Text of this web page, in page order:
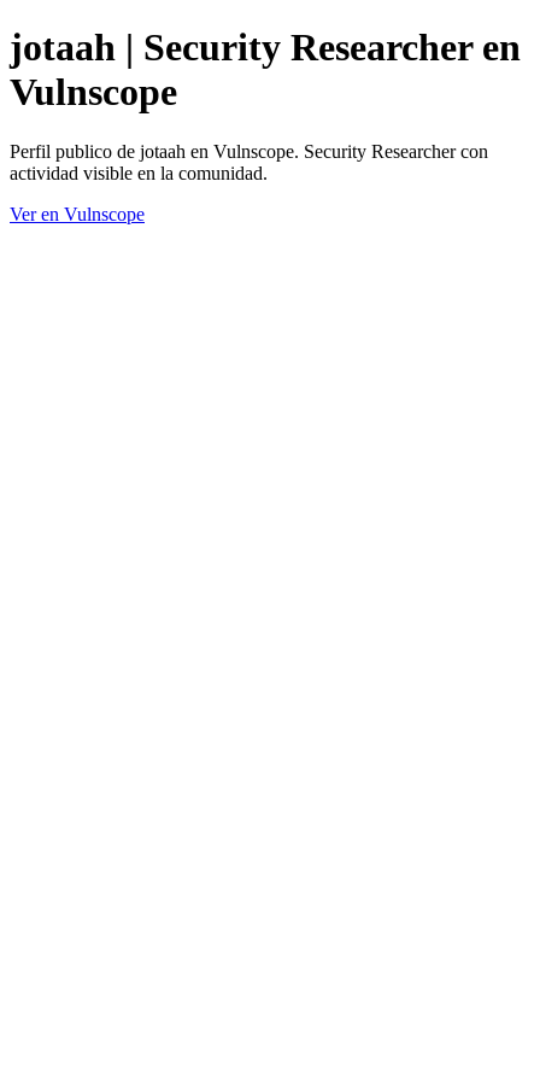
jotaah | Security Researcher en
Vulnscope
Perfil publico de jotaah en Vulnscope. Security Researcher con
actividad visible en la comunidad.
Ver en Vulnscope